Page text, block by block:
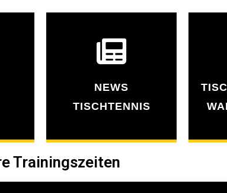
NEWS
TISCHTENNIS
Trainingszeiten